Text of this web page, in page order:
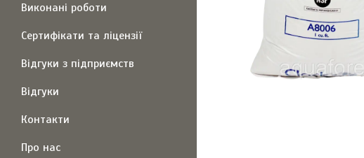
Виконані роботи
Сертифікати та ліцензії
Відгуки з підприємств
Відгуки
Контакти
Про нас